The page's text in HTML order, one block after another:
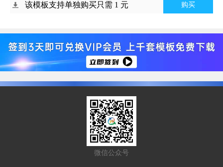
该模板支持单独购买只需 1 元 购买
微信公众号